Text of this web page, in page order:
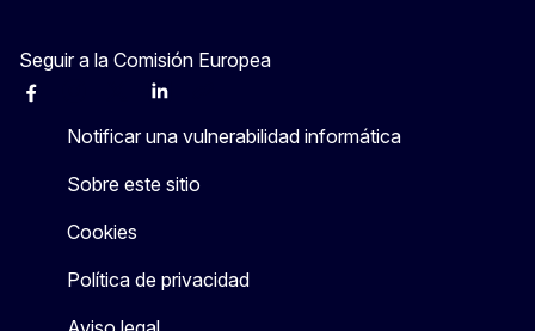
Seguir a la Comisión Europea
Facebook Linkedin
Notificar una vulnerabilidad informática
Sobre este sitio
Cookies
Política de privacidad